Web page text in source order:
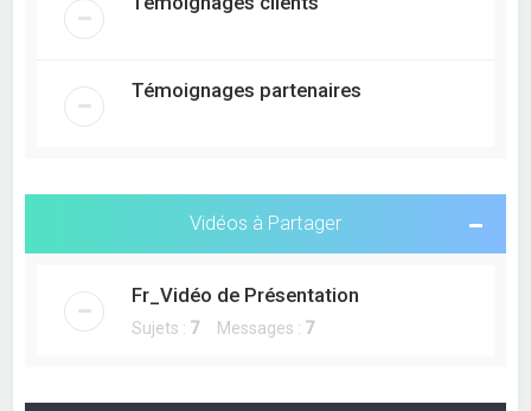
Témoignages partenaires
Vidéos à Partager
Fr_Vidéo de Présentation
Sujets : 7Messages : 7